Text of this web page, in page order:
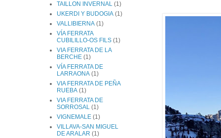
TAILLON INVERNAL (1)
UKERDI Y BUDOGIA (1)
VALLIBIERNA (1)
VÍA FERRATA
CUBILILLO-OS FILS (1)
VIA FERRATA DE LA
BERCHE (1)
VÍA FERRATA DE
LARRAONA (1)
VIA FERRATA DE PEÑA
RUEBA (1)
VIA FERRATA DE
SORROSAL (1)
VIGNEMALE (1)
VILLAVA-SAN MIGUEL
DE ARALAR (1)